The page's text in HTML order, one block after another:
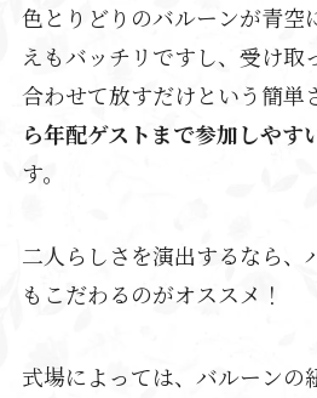
色とりどりのバルーンが青空
えもバッチリですし、受け取
合わせて放すだけという簡単
ら年配ゲストまで参加しやす
す。
二人らしさを演出するなら、
もこだわるのがオススメ！
式場によっては、バルーンの